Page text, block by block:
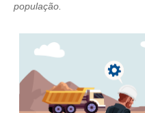
CONSELHOS ASSESSORES
PERSONALIDADES DA
NÚCLEO DA MULHER
TRANSPARÊNCIA
população.